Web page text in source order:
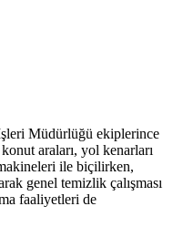
Müdürlüğü ekiplerince
araları, yol kenarları
ile biçilirken,
genel temizlik çalışması
faaliyetleri de